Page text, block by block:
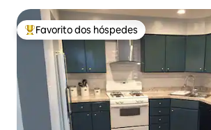
Favoritos dos hóspedes mais apreciados
Favorito dos hóspedes